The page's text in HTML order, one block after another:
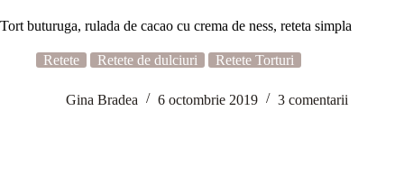
Tort buturuga, rulada de cacao cu crema de ness, reteta simpla
Retete Retete de dulciuri Retete Torturi
Gina Bradea 6 octombrie 2019 3 comentarii